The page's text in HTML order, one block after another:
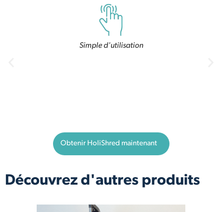
Simple d'utilisation
Obtenir HoliShred maintenant
Découvrez d'autres produits